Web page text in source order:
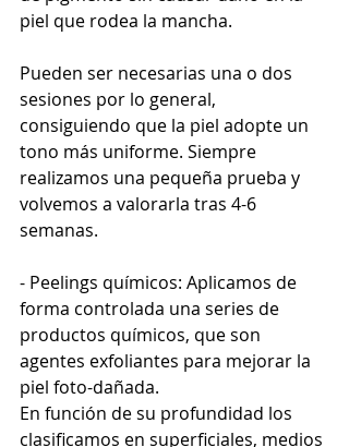
piel que rodea la mancha.
Pueden ser necesarias una o dos
sesiones por lo general,
consiguiendo que la piel adopte un
tono más uniforme. Siempre
realizamos una pequeña prueba y
volvemos a valorarla tras 4-6
semanas.
- Peelings químicos: Aplicamos de
forma controlada una series de
productos químicos, que son
agentes exfoliantes para mejorar la
piel foto-dañada.
En función de su profundidad los
clasificamos en superficiales, medios